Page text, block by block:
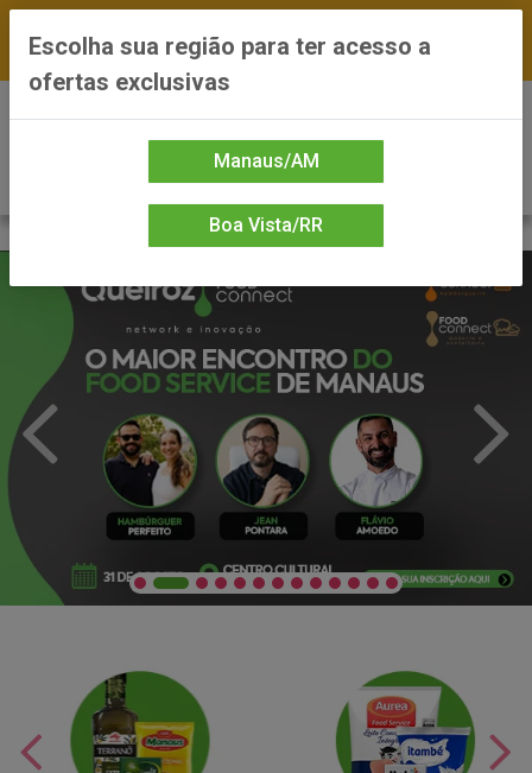
*Preços exclusivos do site — Entrega em até 24h
Escolha sua região para ter acesso a
ofertas exclusivas
Manaus/AM
Boa Vista/RR